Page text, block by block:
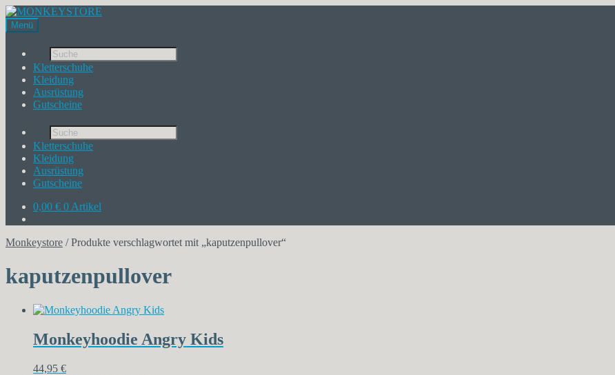
Menü
Products
search
Kletterschuhe
Kleidung
Ausrüstung
Gutscheine
Products
search
Kletterschuhe
Kleidung
Ausrüstung
Gutscheine
0,00 € 0 Artikel
Monkeystore /Produkte verschlagwortet mit „kaputzenpullover“
kaputzenpullover
Monkeyhoodie Angry Kids
44,95 €